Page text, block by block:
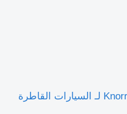
صمام الهواء Knorr-Bremse 20456400 لـ السيارات القاطرة